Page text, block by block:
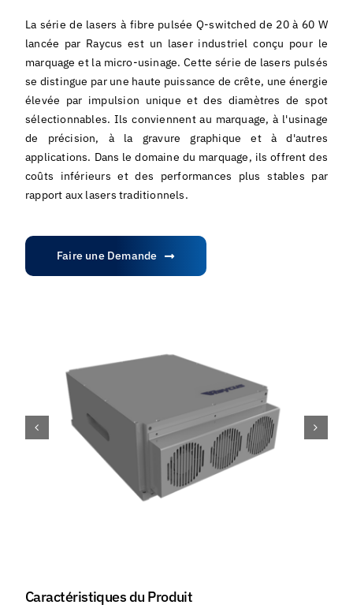
La série de lasers à fibre pulsée Q-switched de 20 à 60 W
lancée par Raycus est un laser industriel conçu pour le
marquage et la micro-usinage. Cette série de lasers pulsés
se distingue par une haute puissance de crête, une énergie
élevée par impulsion unique et des diamètres de spot
sélectionnables. Ils conviennent au marquage, à l'usinage
de précision, à la gravure graphique et à d'autres
applications. Dans le domaine du marquage, ils offrent des
coûts inférieurs et des performances plus stables par
rapport aux lasers traditionnels.
Faire une Demande
Caractéristiques du Produit